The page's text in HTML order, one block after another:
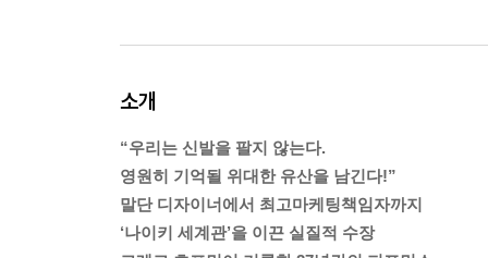
소개
“우리는 신발을 팔지 않는다.
영원히 기억될 위대한 유산을 남긴다!”
말단 디자이너에서 최고마케팅책임자까지
‘나이키 세계관’을 이끈 실질적 수장